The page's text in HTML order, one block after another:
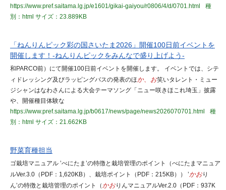
https://www.pref.saitama.lg.jp/e1601/gikai-gaiyou/r0806/4/d/0701.html
種
別：html サイズ：23.889KB
「ねんりんピック彩の国さいたま2026」開催100日前イベントを
開催します！-ねんりんピックをみんなで盛り上げよう-
和PARCO前）にて開催100日前イベントを開催します。 イベントでは、シテ
ィドレッシング及びラッピングバスの発表のほか、お笑いタレント・ミュー
ジシャンはなわさんによる大会テーマソング「ニュー咲きほこれ埼玉」披露
や、開催種目体験な
https://www.pref.saitama.lg.jp/b0617/news/page/news2026070701.html
種
別：html サイズ：21.662KB
野菜育種担当
ゴ栽培マニュアル ’べにたま’の特徴と栽培管理のポイント（べにたまマニュア
ルVer.3.0（PDF：1,620KB）、栽培ポイント（PDF：215KB）） ’かおり
ん’の特徴と栽培管理のポイント（ かおりんマニュアルVer.2.0（PDF：937K